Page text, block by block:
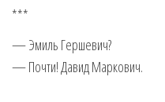
***
— Эмиль Гершевич?
— Почти! Давид Маркович.